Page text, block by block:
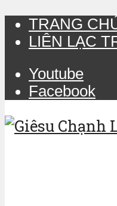
TRANG
LIÊN LẠC
Youtube
Facebook